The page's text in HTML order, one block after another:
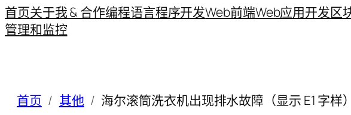
首页关于我 & 合作编程语言程序开发Web前端Web应用开发区
管理和监控
首页 其他 海尔滚筒洗衣机出现排水故障（显示 E1 字样